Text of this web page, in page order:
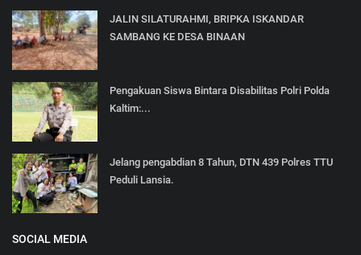
JALIN SILATURAHMI, BRIPKA ISKANDAR
SAMBANG KE DESA BINAAN
Pengakuan Siswa Bintara Disabilitas Polri Polda
Kaltim:...
Jelang pengabdian 8 Tahun, DTN 439 Polres TTU
Peduli Lansia.
SOCIAL MEDIA